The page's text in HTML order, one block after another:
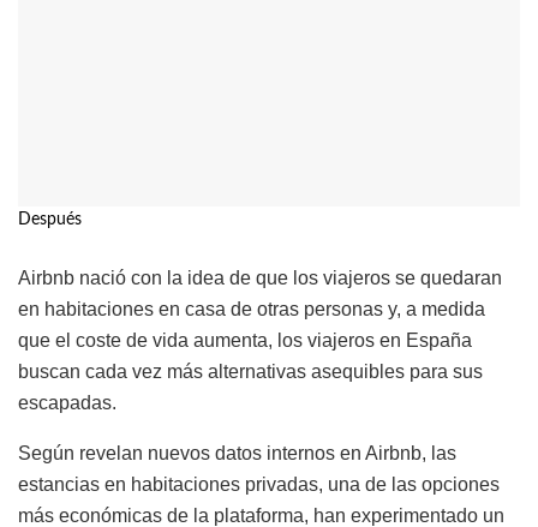
Después
Airbnb nació con la idea de que los viajeros se quedaran
en habitaciones en casa de otras personas y, a medida
que el coste de vida aumenta, los viajeros en España
buscan cada vez más alternativas asequibles para sus
escapadas.
Según revelan nuevos datos internos en Airbnb, las
estancias en habitaciones privadas, una de las opciones
más económicas de la plataforma, han experimentado un